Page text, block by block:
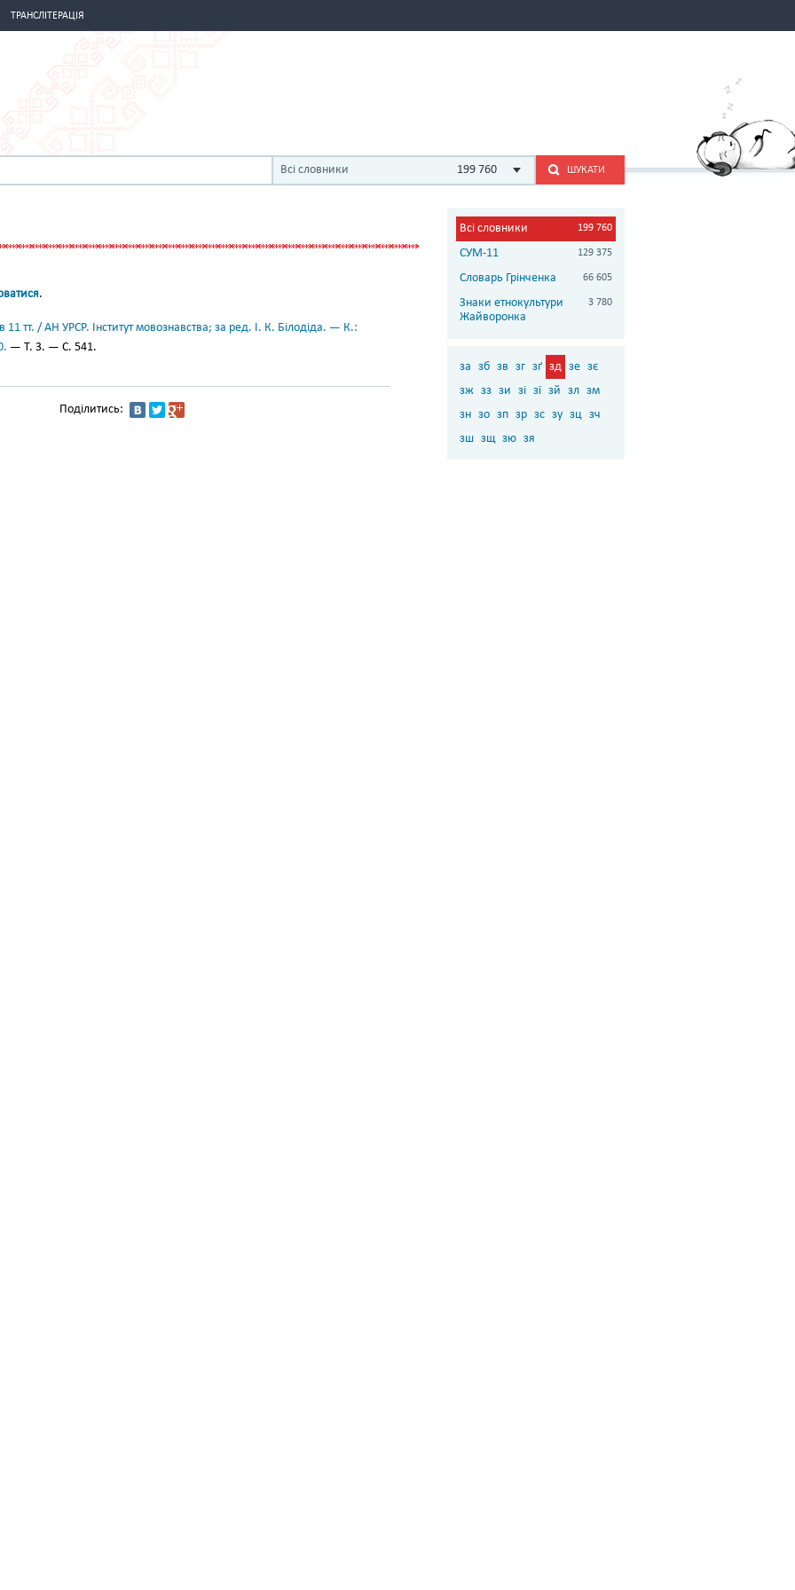
ТРАНСЛІТЕРАЦІЯ
Всі словники 199 760 ШУКАТИ
.
11 тт. / АН УРСР. Інститут мовознавства; за ред. І. К. Білодіда. — К.:
— Т. 3. — С. 541.
Поділитись:
Всі словники 199 760
СУМ-11 129 375
Словарь Грінченка 66 605
Знаки етнокультури
Жайворонка
3 780
за зб зв зг зґ зд зе зє
зж зз зи зі зї зй зл зм
зн зо зп зр зс зу зц зч
зш зщ зю зя